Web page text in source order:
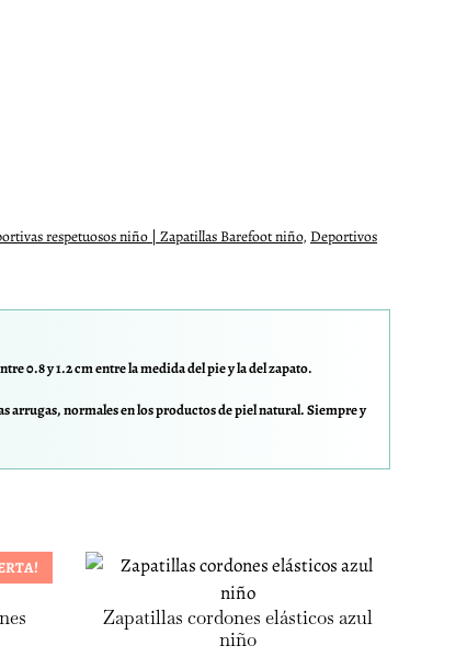
respetuosos niño | Zapatillas Barefoot niño, Deportivos
0.8 y 1.2 cm entre la medida del pie y la del zapato.
arrugas, normales en los productos de piel natural. Siempre y
Zapatillas cordones elásticos azul
niño